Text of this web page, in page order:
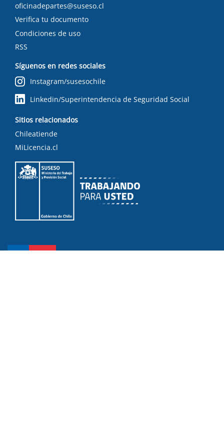
oficinadepartes@suseso.cl
Verifica tu documento
Condiciones de uso
RSS
Síguenos en redes sociales
Instagram/susesochile
Linkedin/Superintendencia de Seguridad Social
Sitios relacionados
Chileatiende
MiLicencia.cl